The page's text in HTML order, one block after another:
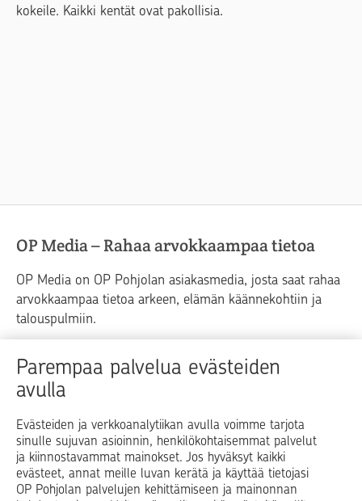
Parempaa palvelua evästeiden
avulla
Evästeiden ja verkkoanalytiikan avulla voimme tarjota
sinulle sujuvan asioinnin, henkilökohtaisemmat palvelut
ja kiinnostavammat mainokset. Jos hyväksyt kaikki
evästeet, annat meille luvan kerätä ja käyttää tietojasi
OP Pohjolan palvelujen kehittämiseen ja mainonnan
kokeile. Kaikki kentät ovat pakollisia.
OP Media – Rahaa arvokkaampaa tietoa
OP Media on OP Pohjolan asiakasmedia, josta saat rahaa
arvokkaampaa tietoa arkeen, elämän käännekohtiin ja
talouspulmiin.
Raha Elämä
Yrityselämä
Blogit ja puheenvuorot
Op.fi OP Koti Pohjola Vahinkoapu
Facebook
X LinkedInInstagram